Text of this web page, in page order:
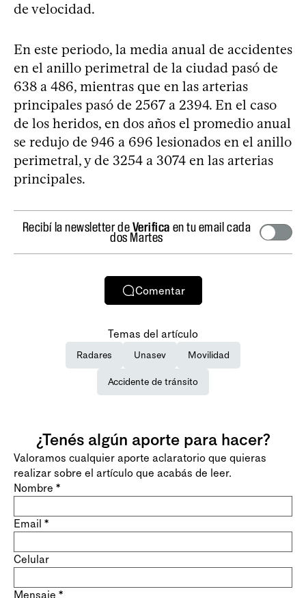
de velocidad.
En este periodo, la media anual de accidentes
en el anillo perimetral de la ciudad pasó de
638 a 486, mientras que en las arterias
principales pasó de 2567 a 2394. En el caso
de los heridos, en dos años el promedio anual
se redujo de 946 a 696 lesionados en el anillo
perimetral, y de 3254 a 3074 en las arterias
principales.
Recibí la newsletter deVerifica en tu email cada
dos Martes
Comentar
Temas del artículo
Radares Unasev Movilidad
Accidente de tránsito
¿Tenés algún aporte para hacer?
Valoramos cualquier aporte aclaratorio que quieras
realizar sobre el artículo que acabás de leer.
Nombre *
Email *
Celular
Mensaje *